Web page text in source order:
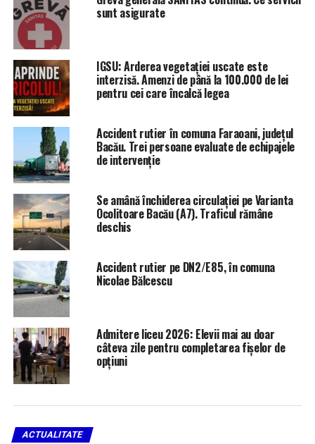
UP NEXT
Tot mai multe cazuri de viroze respiratorii
Diabetul afectează tot mai multe persoane
sunt asigurate
IGSU: Arderea vegetației uscate este
interzisă. Amenzi de până la 100.000 de lei
pentru cei care încalcă legea
Accident rutier în comuna Faraoani, județul
Bacău. Trei persoane evaluate de echipajele
de intervenție
Se amână închiderea circulației pe Varianta
Ocolitoare Bacău (A7). Traficul rămâne
deschis
Accident rutier pe DN2/E85, în comuna
Nicolae Bălcescu
Admitere liceu 2026: Elevii mai au doar
câteva zile pentru completarea fișelor de
opțiuni
ACTUALITATE